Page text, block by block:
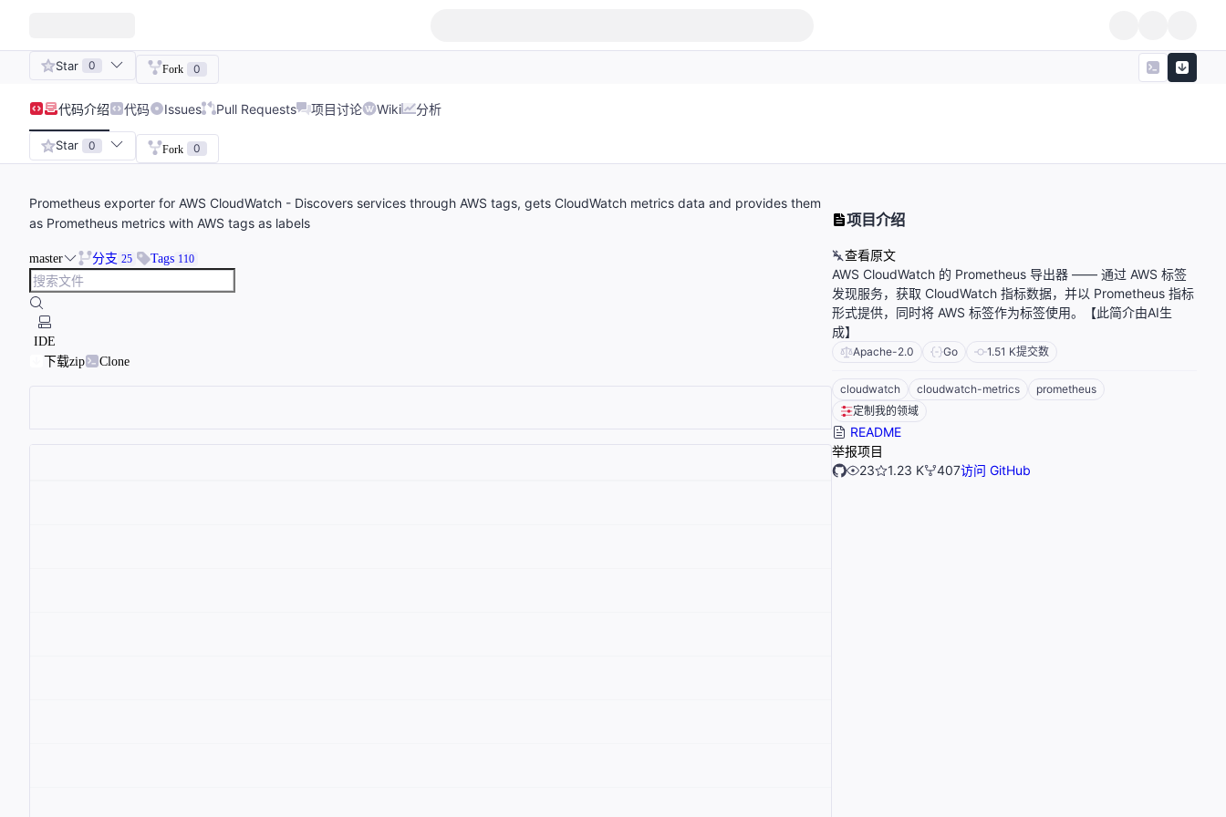
Star 0 Fork 0
代码介绍 代码 Issues Pull Requests 项目讨论 Wiki 分析
Star 0 Fork 0
Prometheus exporter for AWS CloudWatch - Discovers services through AWS tags, gets CloudWatch metrics data and provides them
as Prometheus metrics with AWS tags as labels
master 分支 25 Tags 110
IDE
下载zip
Clone
项目介绍
查看原文
AWS CloudWatch 的 Prometheus 导出器 —— 通过 AWS 标签
发现服务，获取 CloudWatch 指标数据，并以 Prometheus 指标
形式提供，同时将 AWS 标签作为标签使用。【此简介由AI生
成】
Apache-2.0 Go 1.51 K提交数
cloudwatch cloudwatch-metrics
prometheus
定制我的领域
README
举报项目
23
1.23 K 407访问 GitHub